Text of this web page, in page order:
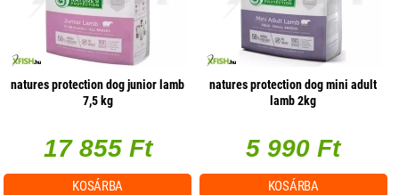
natures protection dog junior lamb
7,5 kg
17 855 Ft
KOSÁRBA
natures protection dog mini adult
lamb 2kg
5 990 Ft
KOSÁRBA